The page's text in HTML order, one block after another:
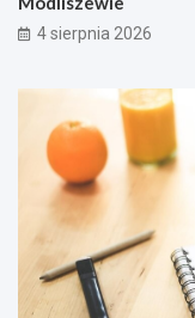
4 sierpnia 2026